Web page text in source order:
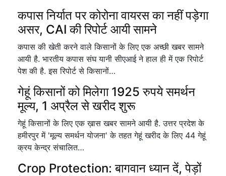
कपास निर्यात पर कोरोना वायरस का नहीं पड़ेगा
असर, CAI की रिपोर्ट आयी सामने
कपास की खेती करने वाले किसानों के लिए एक अच्छी खबर सामने
आयी है. भारतीय कपास संघ यानी सीएआई ने हाल ही में एक रिपोर्ट
पेश की है. इस रिपोर्ट से किसानों…
गेहूं किसानों को मिलेगा 1925 रुपये समर्थन
मूल्य, 1 अप्रैल से खरीद शुरू
गेहूं किसानों के लिए एक ख़ास खबर सामने आयी है. उत्तर प्रदेश के
हमीरपुर में 'मूल्य समर्थन योजना' के तहत गेहूं खरीद के लिए 44 गेहूं
क्रय केन्द्र संचालित…
Crop Protection: बागवान ध्यान दें, पेड़ों